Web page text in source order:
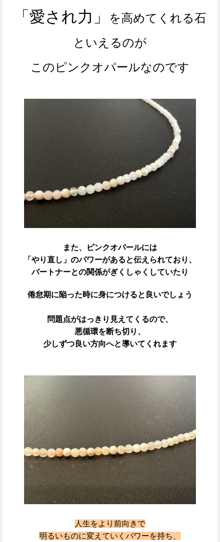
「愛され力」
を高めてくれる石
といえるのが
このピンクオパールなのです
また、ピンクオパールには
「やり直し」のパワーがあると伝えられており、
パートナーとの関係がぎくしゃくしていたり
倦怠期に陥った時に身につけると良いでしょう
問題点がはっきり見えてくるので、
悪循環を断ち切り、
少しずつ良い方向へと導いてくれます
人生をより前向きで
明るいものに変えていくパワーを持ち、